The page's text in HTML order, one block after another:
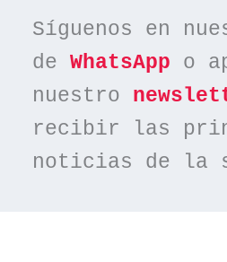
Síguenos en
de WhatsApp o
nuestro
recibir las
noticias de la